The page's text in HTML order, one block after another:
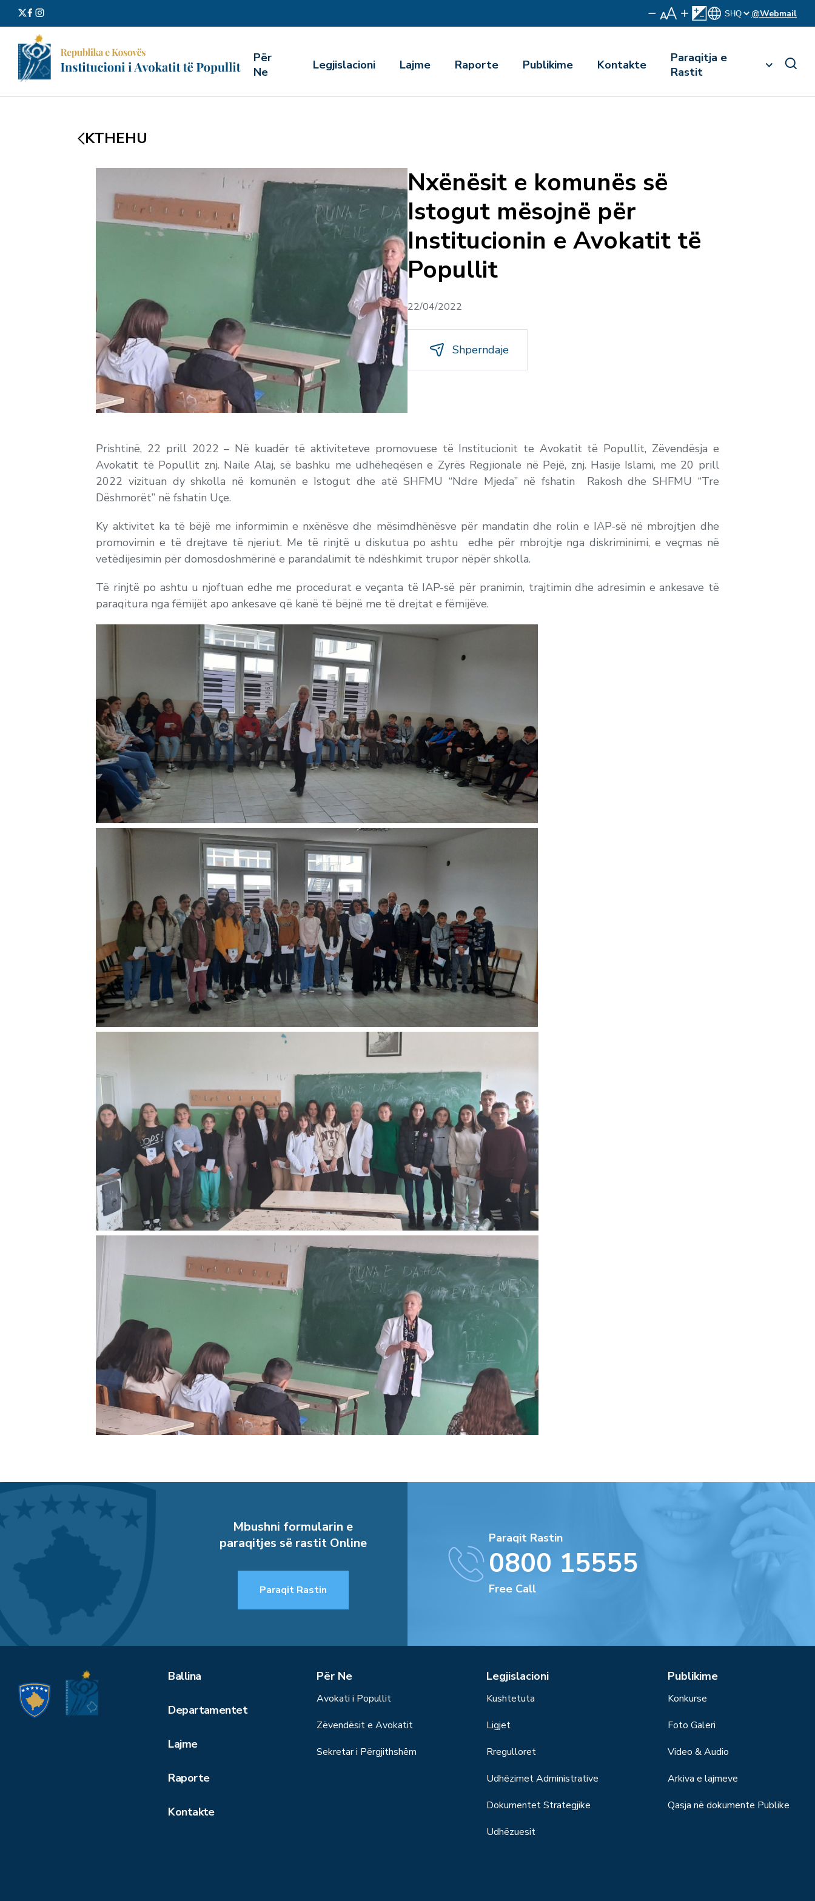
@Webmail
Për
Ne
Legjislacioni Lajme Raporte Publikime Kontakte
Paraqitja e
Rastit
KTHEHU
Nxënësit e komunës së
Istogut mësojnë për
Institucionin e Avokatit të
Popullit
22/04/2022
Shperndaje
Prishtinë, 22 prill 2022 – Në kuadër të aktiviteteve promovuese të Institucionit te Avokatit të Popullit, Zëvendësja e
Avokatit të Popullit znj. Naile Alaj, së bashku me udhëheqësen e Zyrës Regjionale në Pejë, znj. Hasije Islami, me 20 prill
2022 vizituan dy shkolla në komunën e Istogut dhe atë SHFMU “Ndre Mjeda” në fshatin Rakosh dhe SHFMU “Tre
Dëshmorët” në fshatin Uçe.
Ky aktivitet ka të bëjë me informimin e nxënësve dhe mësimdhënësve për mandatin dhe rolin e IAP-së në mbrojtjen dhe
promovimin e të drejtave të njeriut. Me të rinjtë u diskutua po ashtu edhe për mbrojtje nga diskriminimi, e veçmas në
vetëdijesimin për domosdoshmërinë e parandalimit të ndëshkimit trupor nëpër shkolla.
Të rinjtë po ashtu u njoftuan edhe me procedurat e veçanta të IAP-së për pranimin, trajtimin dhe adresimin e ankesave të
paraqitura nga fëmijët apo ankesave që kanë të bëjnë me të drejtat e fëmijëve.
Mbushni formularin e
paraqitjes së rastit Online
Paraqit Rastin
Paraqit Rastin
0800 15555
Free Call
Ballina
Departamentet
Lajme
Raporte
Kontakte
Për Ne
Avokati i Popullit
Zëvendësit e Avokatit
Sekretar i Përgjithshëm
Legjislacioni
Kushtetuta
Ligjet
Rregulloret
Udhëzimet Administrative
Dokumentet Strategjike
Udhëzuesit
Publikime
Konkurse
Foto Galeri
Video & Audio
Arkiva e lajmeve
Qasja në dokumente Publike